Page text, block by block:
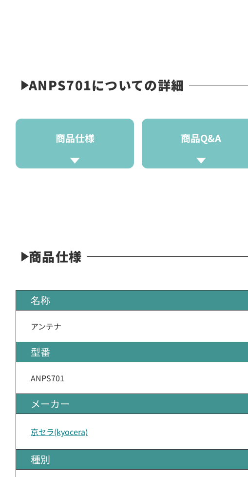
ANPS701についての詳細
商品仕様 商品Q&A
商品仕様
名称
アンテナ
型番
ANPS701
メーカー
京セラ(kyocera)
種別